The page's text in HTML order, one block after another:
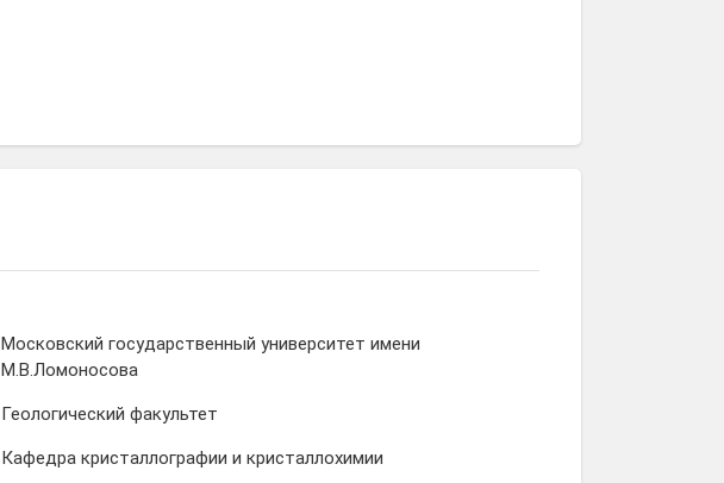
Московский государственный университет имени
М.В.Ломоносова
Геологический факультет
Кафедра кристаллографии и кристаллохимии